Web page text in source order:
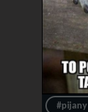
#pijany